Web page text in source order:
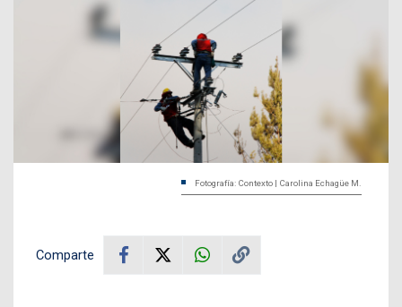
Fotografía: Contexto | Carolina Echagüe M.
Comparte